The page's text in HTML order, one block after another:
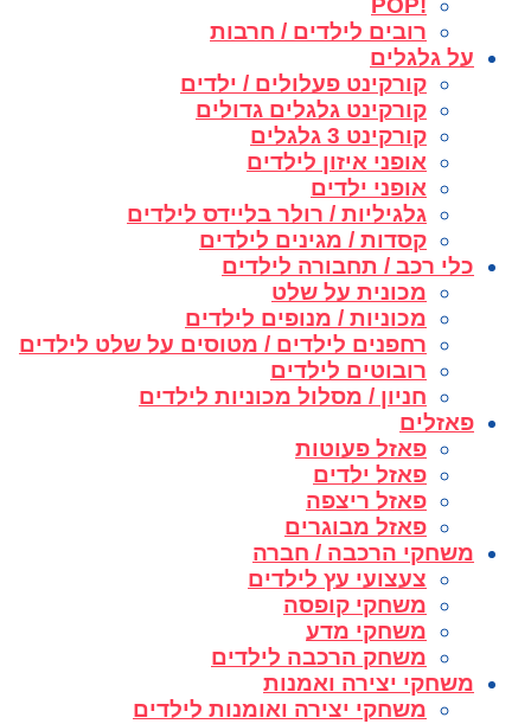
!POP
רובים לילדים / חרבות
על גלגלים
קורקינט פעלולים / ילדים
קורקינט גלגלים גדולים
קורקינט 3 גלגלים
אופני איזון לילדים
אופני ילדים
גלגיליות / רולר בליידס לילדים
קסדות / מגינים לילדים
כלי רכב / תחבורה לילדים
מכונית על שלט
מכוניות / מנופים לילדים
רחפנים לילדים / מטוסים על שלט לילדים
רובוטים לילדים
חניון / מסלול מכוניות לילדים
פאזלים
פאזל פעוטות
פאזל ילדים
פאזל ריצפה
פאזל מבוגרים
משחקי הרכבה / חברה
צעצועי עץ לילדים
משחקי קופסה
משחקי מדע
משחק הרכבה לילדים
משחקי יצירה ואמנות
משחקי יצירה ואומנות לילדים